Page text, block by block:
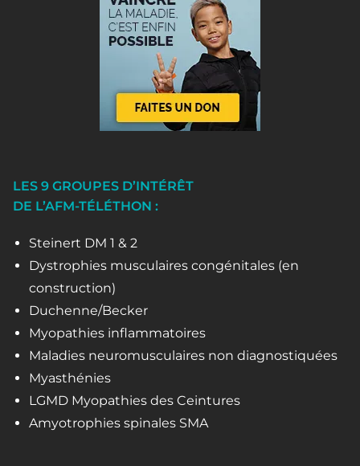
LES 9 GROUPES D’INTÉRÊT
DE L’AFM-TÉLÉTHON :
Steinert DM 1 & 2
Dystrophies musculaires congénitales (en
construction)
Duchenne/Becker
Myopathies inflammatoires
Maladies neuromusculaires non diagnostiquées
Myasthénies
LGMD Myopathies des Ceintures
Amyotrophies spinales SMA